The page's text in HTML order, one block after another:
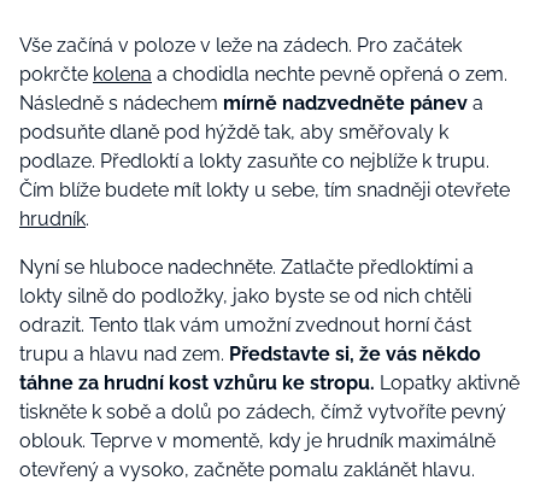
Vše začíná v poloze v leže na zádech. Pro začátek
pokrčte kolena a chodidla nechte pevně opřená o zem.
Následně s nádechem mírně nadzvedněte pánev a
podsuňte dlaně pod hýždě tak, aby směřovaly k
podlaze. Předloktí a lokty zasuňte co nejblíže k trupu.
Čím blíže budete mít lokty u sebe, tím snadněji otevřete
hrudník.
Nyní se hluboce nadechněte. Zatlačte předloktími a
lokty silně do podložky, jako byste se od nich chtěli
odrazit. Tento tlak vám umožní zvednout horní část
trupu a hlavu nad zem. Představte si, že vás někdo
táhne za hrudní kost vzhůru ke stropu. Lopatky aktivně
tiskněte k sobě a dolů po zádech, čímž vytvoříte pevný
oblouk. Teprve v momentě, kdy je hrudník maximálně
otevřený a vysoko, začněte pomalu zaklánět hlavu.